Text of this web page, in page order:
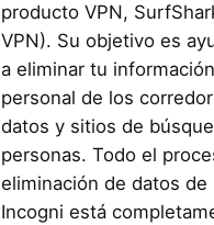
producto VPN,
VPN). Su objetivo es
a eliminar tu información
personal de los
datos y sitios de
personas. Todo el
eliminación de datos de
Incogni está